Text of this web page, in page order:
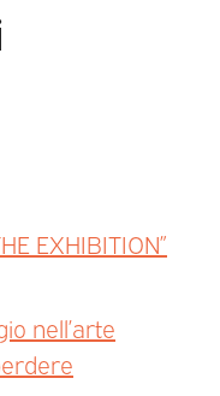
EXHIBITION”
nell’arte